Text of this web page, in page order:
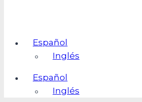
Español
Inglés
Español
Inglés